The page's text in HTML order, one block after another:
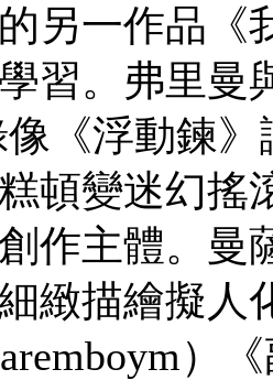
另一作品《
習。弗里曼
像《浮動鍊
頓變迷幻搖
作主體。曼
緻描繪擬人
）